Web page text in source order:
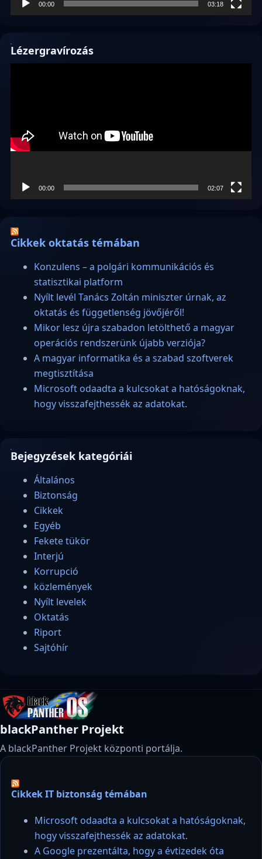
00:00 03:18
Lézergravírozás
00:00 02:07
Cikkek oktatás témában
Konzulens – a polgári kommunikációs és
statisztikai platform
Nyílt levél Tanács Zoltán miniszter úrnak, az
oktatás és függetlenség jövőjéről!
Mikor lesz újra szabadon letölthető a magyar
operációs rendszerünk újabb verziója?
A magyar informatika és a szabad szoftverek
megtisztítása
Microsoft odaadta a kulcsokat a hatóságoknak,
hogy visszafejthessék az adatokat.
Bejegyzések kategóriái
Általános
Biztonság
Cikkek
Egyéb
Fekete tükör
Interjú
Korrupció
közlemények
Nyílt levelek
Oktatás
Riport
Sajtóhír
blackPanther Projekt
A blackPanther Projekt központi portálja.
Cikkek IT biztonság témában
Microsoft odaadta a kulcsokat a hatóságoknak,
hogy visszafejthessék az adatokat.
A Google prezentálta, hogy a évtizedek óta